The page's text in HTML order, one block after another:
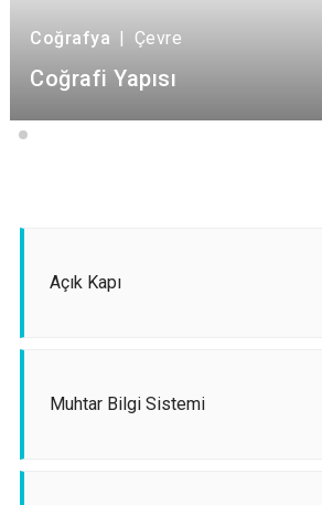
Coğrafya | Çevre
Coğrafi Yapısı
Açık Kapı
Muhtar Bilgi Sistemi